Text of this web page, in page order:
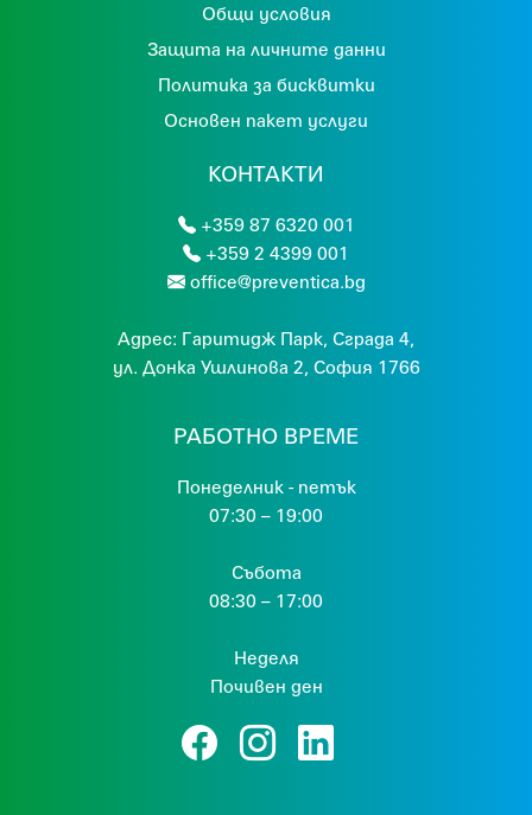
Общи условия
Защита на личните данни
Политика за бисквитки
Основен пакет услуги
КОНТАКТИ
+359 87 6320 001
+359 2 4399 001
office@preventica.bg
Адрес: Гaритидж Парк, Сграда 4,
ул. Донка Ушлинова 2, София 1766
РАБОТНО ВРЕМЕ
Понеделник - петък
07:30 – 19:00
Събота
08:30 – 17:00
Неделя
Почивен ден